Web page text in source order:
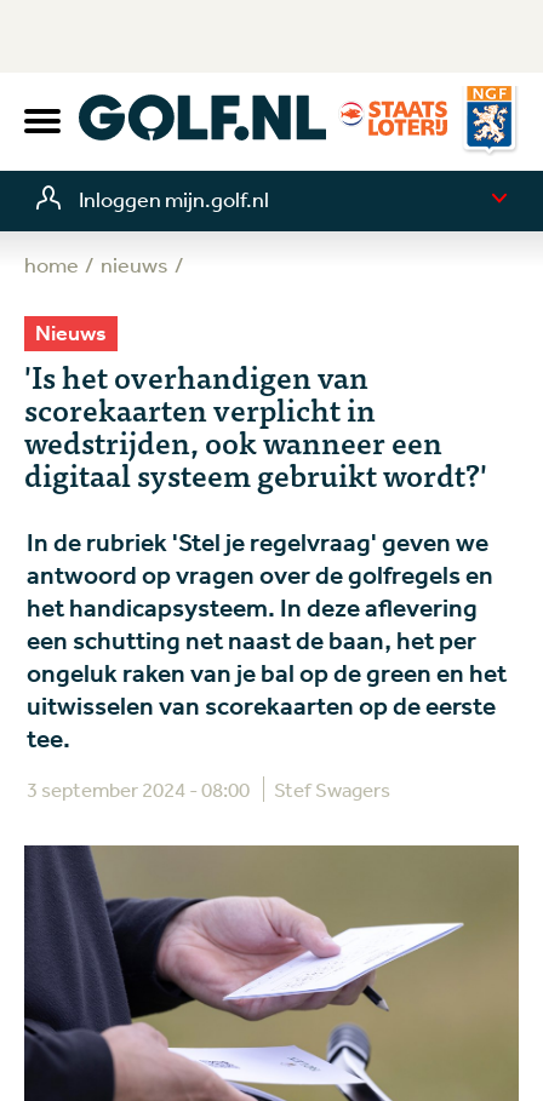
Inloggen mijn.golf.nl
home nieuws
Nieuws
'Is het overhandigen van
scorekaarten verplicht in
wedstrijden, ook wanneer een
digitaal systeem gebruikt wordt?'
In de rubriek 'Stel je regelvraag' geven we
antwoord op vragen over de golfregels en
het handicapsysteem. In deze aflevering
een schutting net naast de baan, het per
ongeluk raken van je bal op de green en het
uitwisselen van scorekaarten op de eerste
tee.
3 september 2024 - 08:00 Stef Swagers